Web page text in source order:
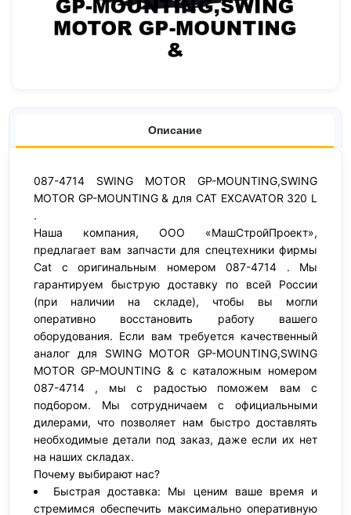
Описание
087-4714 SWING MOTOR GP-MOUNTING,SWING
MOTOR GP-MOUNTING & для CAT EXCAVATOR 320 L
.
Наша компания, ООО «МашСтройПроект»,
предлагает вам запчасти для спецтехники фирмы
Cat с оригинальным номером 087-4714 . Мы
гарантируем быструю доставку по всей России
(при наличии на складе), чтобы вы могли
оперативно восстановить работу вашего
оборудования. Если вам требуется качественный
аналог для SWING MOTOR GP-MOUNTING,SWING
MOTOR GP-MOUNTING & с каталожным номером
087-4714 , мы с радостью поможем вам с
подбором. Мы сотрудничаем с официальными
дилерами, что позволяет нам быстро доставлять
необходимые детали под заказ, даже если их нет
на наших складах.
Почему выбирают нас?
Быстрая доставка: Мы ценим ваше время и
стремимся обеспечить максимально оперативную